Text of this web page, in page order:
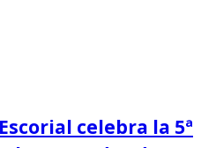
celebra la 5ª